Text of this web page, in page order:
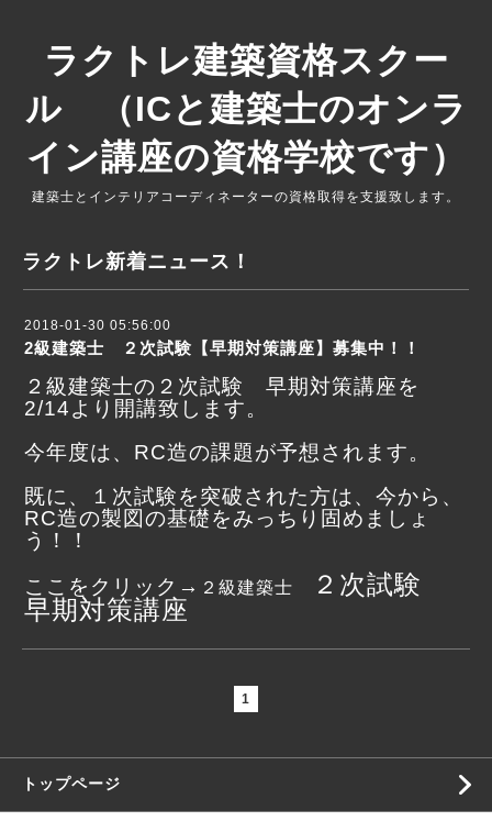
ラクトレ建築資格スクー
ル （ICと建築士のオンラ
イン講座の資格学校です）
建築士とインテリアコーディネーターの資格取得を支援致します。
ラクトレ新着ニュース！
2018-01-30 05:56:00
2級建築士 ２次試験【早期対策講座】募集中！！
２級建築士の２次試験 早期対策講座を
2/14より開講致します。
今年度は、RC造の課題が予想されます。
既に、１次試験を突破された方は、今から、
RC造の製図の基礎をみっちり固めましょ
う！！
ここをクリック→ ２級建築士
２次試験
早期対策講座
1
トップページ